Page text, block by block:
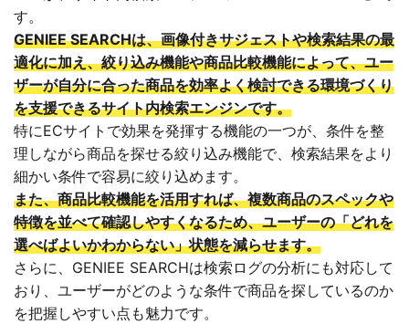
す。
GENIEE SEARCHは、画像付きサジェストや検索結果の最
適化に加え、絞り込み機能や商品比較機能によって、ユー
ザーが自分に合った商品を効率よく検討できる環境づくり
を支援できるサイト内検索エンジンです。
特にECサイトで効果を発揮する機能の一つが、条件を整
理しながら商品を探せる絞り込み機能で、検索結果をより
細かい条件で容易に絞り込めます。
また、商品比較機能を活用すれば、複数商品のスペックや
特徴を並べて確認しやすくなるため、ユーザーの「どれを
選べばよいかわからない」状態を減らせます。
さらに、GENIEE SEARCHは検索ログの分析にも対応して
おり、ユーザーがどのような条件で商品を探しているのか
を把握しやすい点も魅力です。